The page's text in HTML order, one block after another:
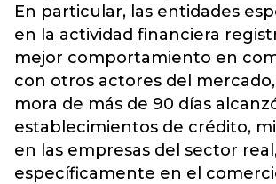
En particular, las entidades
en la actividad financiera
mejor comportamiento en
con otros actores del
mora de más de 90 días
establecimientos de crédito,
en las empresas del sector
específicamente en el